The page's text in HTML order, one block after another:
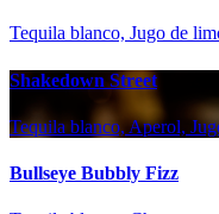
Tequila blanco, Jugo de
Shakedown Street
Tequila blanco, Aperol,
Bullseye Bubbly Fizz